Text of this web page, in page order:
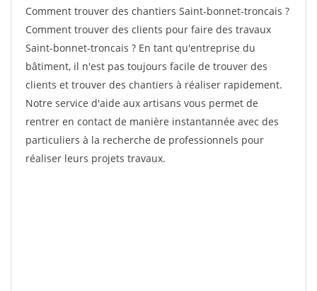
Comment trouver des chantiers Saint-bonnet-troncais ?
Comment trouver des clients pour faire des travaux
Saint-bonnet-troncais ? En tant qu'entreprise du
bâtiment, il n'est pas toujours facile de trouver des
clients et trouver des chantiers à réaliser rapidement.
Notre service d'aide aux artisans vous permet de
rentrer en contact de manière instantannée avec des
particuliers à la recherche de professionnels pour
réaliser leurs projets travaux.